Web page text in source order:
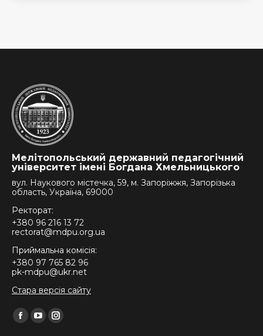
Мелітопольський державний педагогічний
університет імені Богдана Хмельницького
вул. Наукового містечка, 59, м. Запоріжжя, Запорізька
область, Україна, 69000
Ректорат:
+380 96 216 13 72
rectorat@mdpu.org.ua
Приймальна комісія:
+380 97 765 82 96
pk-mdpu@ukr.net
Стара версія сайту
Find us on:
Facebook
YouTubeInstagram